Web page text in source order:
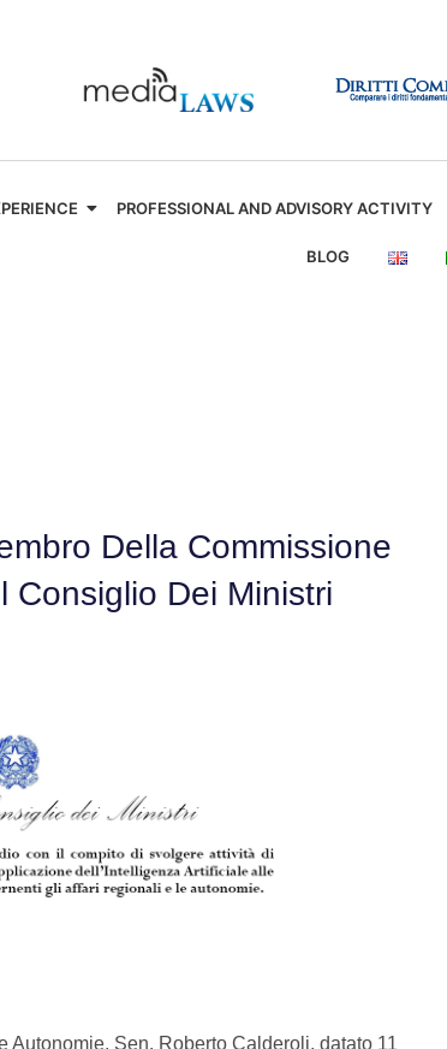
PROFESSIONAL AND ADVISORY ACTIVITY
BLOG
Della Commissione
Consiglio Dei Ministri
Sen. Roberto Calderoli, datato 11